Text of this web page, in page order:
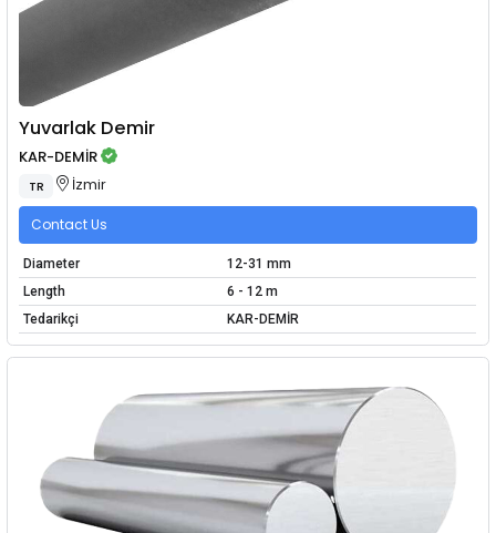
Yuvarlak Demir
KAR-DEMİR
TR İzmir
Contact Us
Diameter
12-31 mm
Length
6 - 12 m
Tedarikçi
KAR-DEMİR